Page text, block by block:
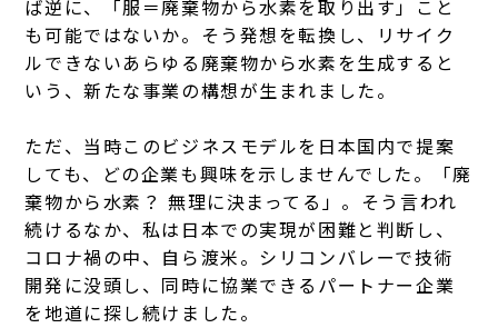
ば逆に、「服＝廃棄物から水素を取り出す」こと
も可能ではないか。そう発想を転換し、リサイク
ルできないあらゆる廃棄物から水素を生成すると
いう、新たな事業の構想が生まれました。
ただ、当時このビジネスモデルを日本国内で提案
しても、どの企業も興味を示しませんでした。「廃
棄物から水素？ 無理に決まってる」。そう言われ
続けるなか、私は日本での実現が困難と判断し、
コロナ禍の中、自ら渡米。シリコンバレーで技術
開発に没頭し、同時に協業できるパートナー企業
を地道に探し続けました。